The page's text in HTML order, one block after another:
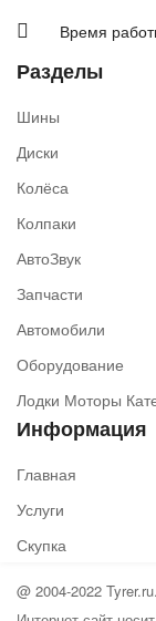
Время
Разделы
Шины
Диски
Колёса
Колпаки
АвтоЗвук
Запчасти
Автомобили
Оборудование
Лодки Моторы
Информация
Главная
Услуги
Скупка
@ 2004-2022